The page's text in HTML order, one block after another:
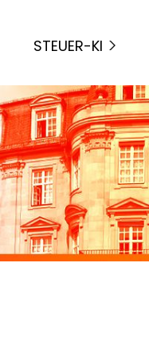
STEUER-KI